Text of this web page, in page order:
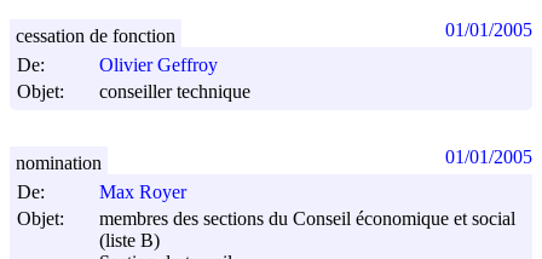
De:
Olivier Geffroy
Objet:
conseiller technique
cessation de fonction 01/01/2005
De:
Max Royer
Objet:
membres des sections du Conseil économique et social
(liste B)
nomination 01/01/2005